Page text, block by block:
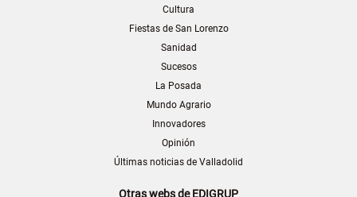
Cultura
Fiestas de San Lorenzo
Sanidad
Sucesos
La Posada
Mundo Agrario
Innovadores
Opinión
Últimas noticias de Valladolid
Otras webs de EDIGRUP